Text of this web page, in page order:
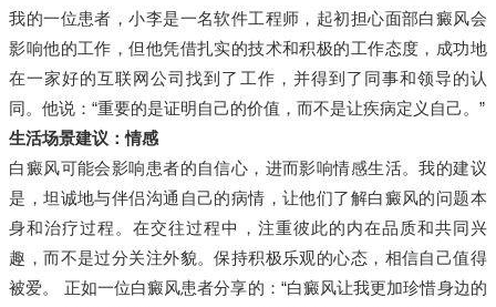
我的一位患者，小李是一名软件工程师，起初担心面部白癜风会
影响他的工作，但他凭借扎实的技术和积极的工作态度，成功地
在一家好的互联网公司找到了工作，并得到了同事和领导的认
同。他说：“重要的是证明自己的价值，而不是让疾病定义自己。”
生活场景建议：情感
白癜风可能会影响患者的自信心，进而影响情感生活。我的建议
是，坦诚地与伴侣沟通自己的病情，让他们了解白癜风的问题本
身和治疗过程。在交往过程中，注重彼此的内在品质和共同兴
趣，而不是过分关注外貌。保持积极乐观的心态，相信自己值得
被爱。 正如一位白癜风患者分享的：“白癜风让我更加珍惜身边的